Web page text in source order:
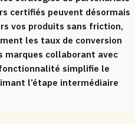
certifiés peuvent désormais
vos produits sans friction,
les taux de conversion
marques collaborant avec
simplifie le
l’étape intermédiaire